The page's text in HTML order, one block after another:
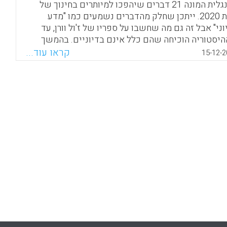
באנגלית המונה 21 דברים שיהפכו למיותרים בחינוך של
שנת 2020. ייתכן שחלק מהדברים נשמעים כמו "מדע
אבל זה גם מה שחשבו על ספריו של ז'ול וורן, עד
הוכיחה שהם כלל אינם בדיוניים. בהמשך
הרשימה כפי שתורגמה ע"י אסתי דורון מאנגלית. כך
מעבדות המחשב ייעלמו בגלל חיבור מחשבים
15-12- קראו עוד...